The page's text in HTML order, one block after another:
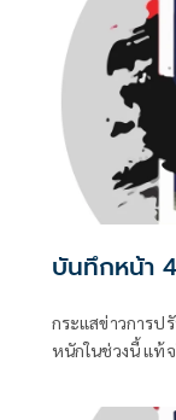
บันทึกหน้า 4
กระแสข่าวการป
หนักในช่วงนี้ แท้
จากสองทางหลั